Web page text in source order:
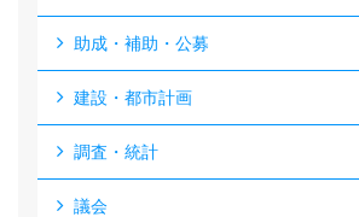
助成・補助・公募
建設・都市計画
調査・統計
議会